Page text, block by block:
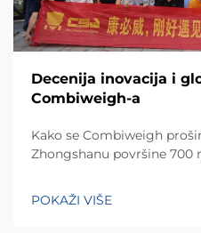
Decenija inovacija i
Combiweigh-a
Kako se Combiweigh
Zhongshanu površine 700
zemalja. Otkrijte njihova
tehtanjezažali globalnu
POKAŽI VIŠE